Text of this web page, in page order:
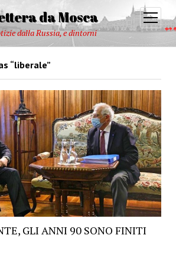
da Mosca
dalla Russia, e dintorni
open
menu
“liberale”
GLI ANNI 90 SONO FINITI